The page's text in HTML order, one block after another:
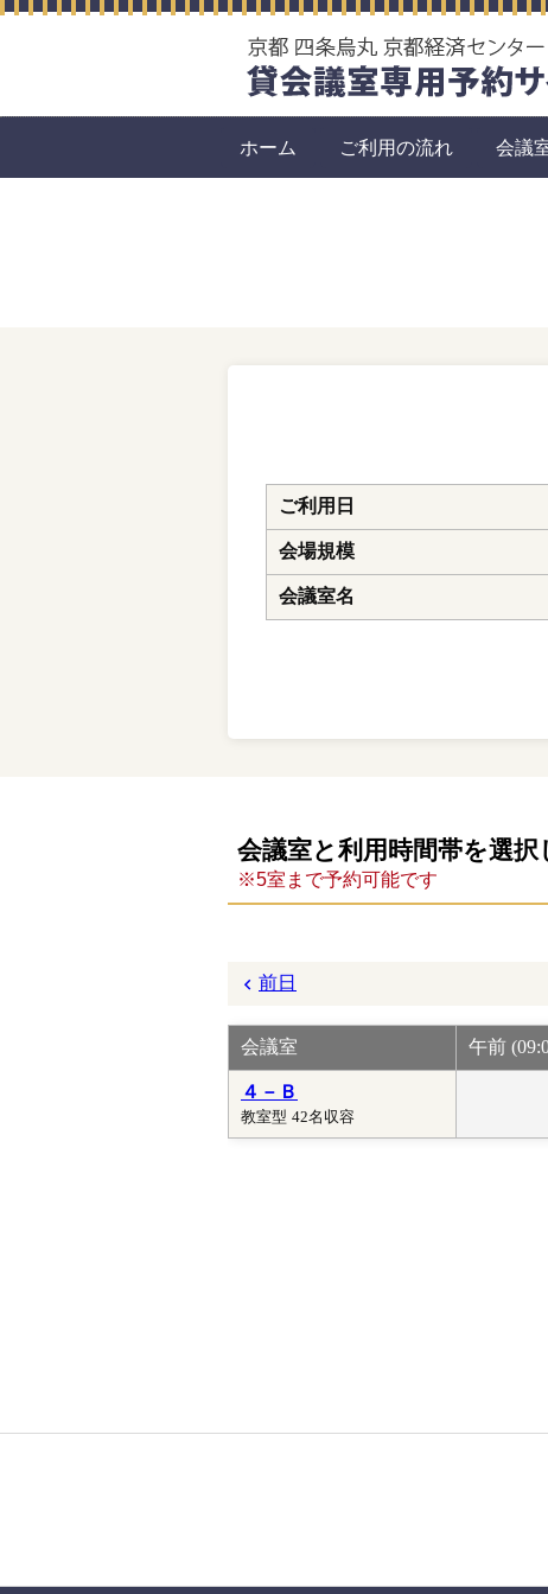
ホーム ご利用の流れ 会議
ご利用日
会場規模
会議室名
会議室と利用時間帯を選
※5室まで予約可能です
前日
会議室 午前
４－Ｂ
教室型 42名収容